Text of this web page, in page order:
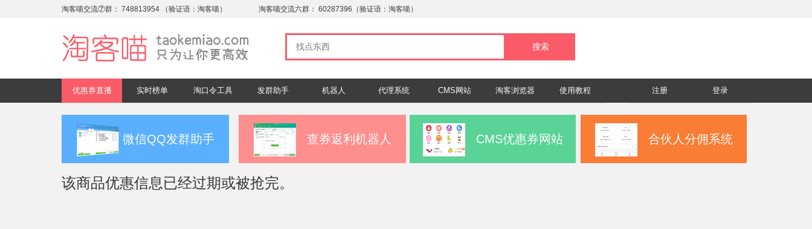
淘客喵交流⑦群： 748813954 （验证语：淘客喵） 淘客喵交流六群： 60287396 （验证语：淘客喵）
优惠券直播 实时榜单 淘口令工具 发群助手 机器人 代理系统 CMS网站 淘客浏览器 使用教程 注册 登录
微信QQ发群助手 查券返利机器人 CMS优惠券网站 合伙人分佣系统
该商品优惠信息已经过期或被抢完。